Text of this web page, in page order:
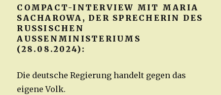
COMPACT-INTERVIEW MIT MARIA
SACHAROWA, DER SPRECHERIN DES
RUSSISCHEN
AUSSENMINISTERIUMS (
28.08.2024):
Die deutsche Regierung handelt gegen das
eigene Volk.